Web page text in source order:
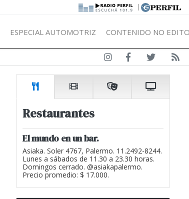
|
ESPECIAL AUTOMOTRIZ CONTENIDO NO
Restaurantes
El mundo en un bar.
Asiaka. Soler 4767, Palermo. 11.2492-8244.
Lunes a sábados de 11.30 a 23.30 horas.
Domingos cerrado. @asiakapalermo.
Precio promedio: $ 17.000.